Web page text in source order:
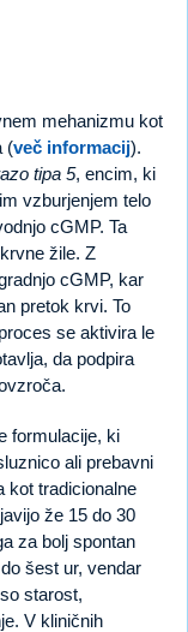
mehanizmu kot
(več informacij).
tipa 5, encim, ki
vzburjenjem telo
cGMP. Ta
žile. Z
cGMP, kar
pretok krvi. To
se aktivira le
da podpira
formulacije, ki
ali prebavni
kot tradicionalne
že 15 do 30
za bolj spontan
šest ur, vendar
starost,
V kliničnih